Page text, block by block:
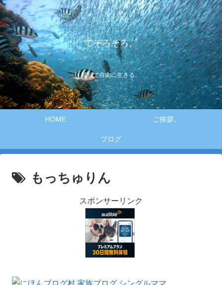
てそろそろ。
笑顔で自由に生きる。
HOME ご挨拶。
ブログ
もっちゅりん
スポンサーリンク